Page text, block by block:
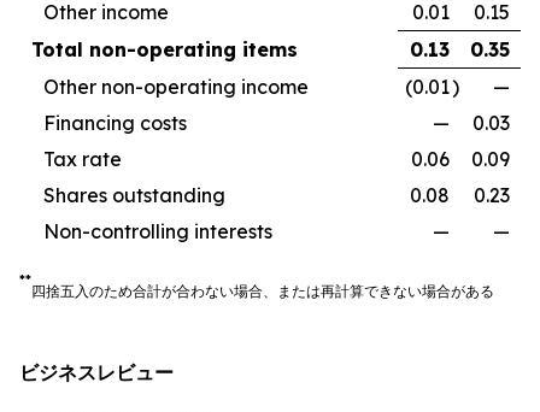
Other income
0.01
0.15
Total non-operating items
0.13
0.35
Other non-operating income
(0.01)
—
Financing costs
—
0.03
Tax rate
0.06
0.09
Shares outstanding
0.08
0.23
Non-controlling interests
— —
**
四捨五入のため合計が合わない場合、または再計算できない場合がある
ビジネスレビュー